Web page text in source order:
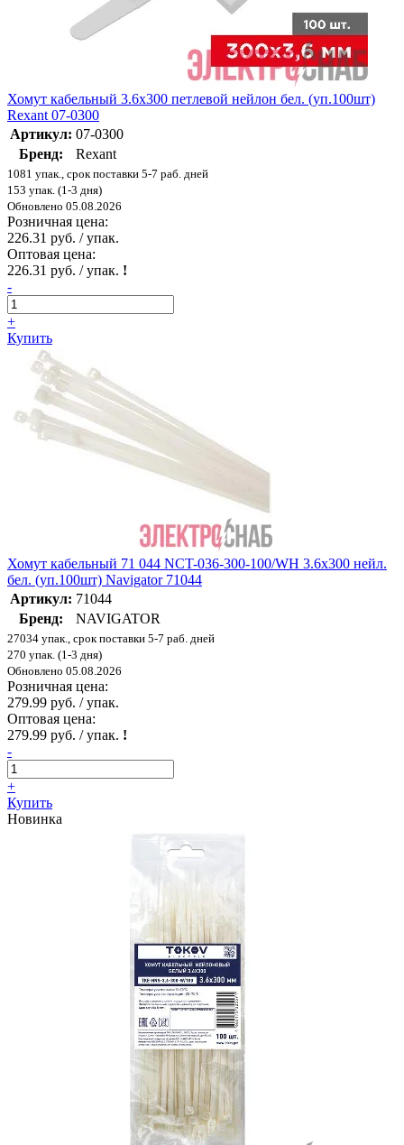
Хомут кабельный 3.6х300 петлевой нейлон бел. (уп.100шт)
Rexant 07-0300
Артикул: 07-0300
Бренд:
Rexant
1081 упак., срок поставки 5-7 раб. дней
153 упак. (1-3 дня)
Обновлено 05.08.2026
Розничная цена:
226.31 руб. / упак.
Оптовая цена:
226.31 руб. / упак. !
-
+
Купить
Хомут кабельный 71 044 NCT-036-300-100/WH 3.6х300 нейл.
бел. (уп.100шт) Navigator 71044
Артикул: 71044
Бренд:
NAVIGATOR
27034 упак., срок поставки 5-7 раб. дней
270 упак. (1-3 дня)
Обновлено 05.08.2026
Розничная цена:
279.99 руб. / упак.
Оптовая цена:
279.99 руб. / упак. !
-
+
Купить
Новинка